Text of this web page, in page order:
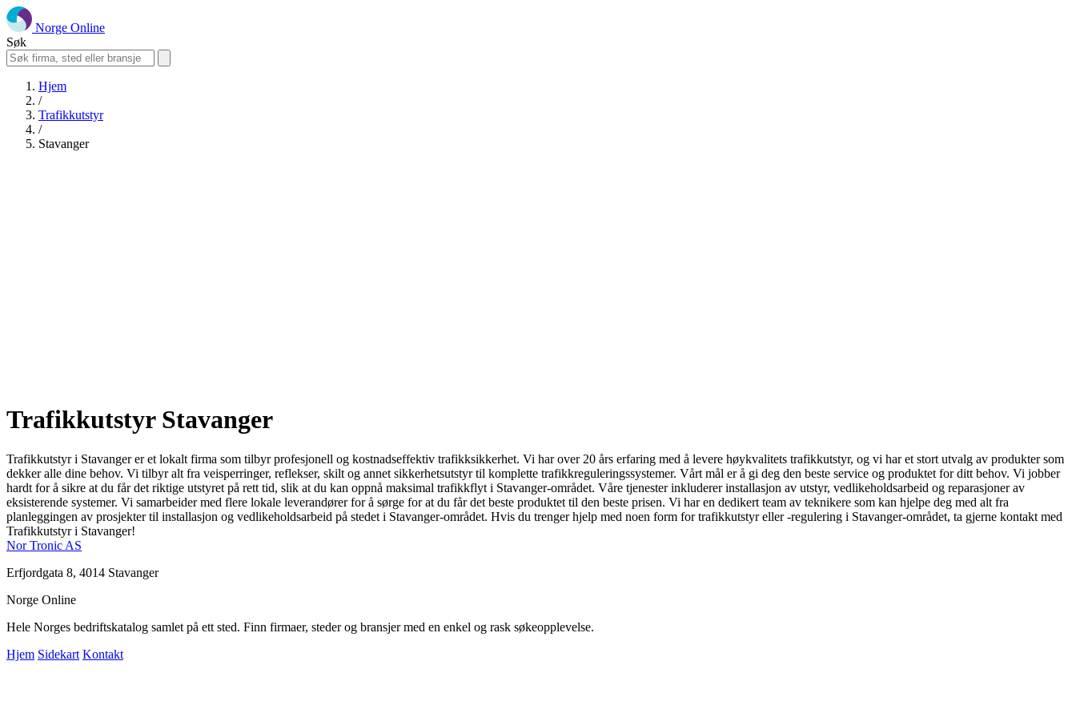
Norge Online
Søk
Hjem
/
Trafikkutstyr
/
Stavanger
Trafikkutstyr Stavanger
Trafikkutstyr i Stavanger er et lokalt firma som tilbyr profesjonell og kostnadseffektiv trafikksikkerhet. Vi har over 20 års erfaring med å levere høykvalitets trafikkutstyr, og vi har et stort utvalg av produkter som
dekker alle dine behov. Vi tilbyr alt fra veisperringer, reflekser, skilt og annet sikkerhetsutstyr til komplette trafikkreguleringssystemer. Vårt mål er å gi deg den beste service og produktet for ditt behov. Vi jobber
hardt for å sikre at du får det riktige utstyret på rett tid, slik at du kan oppnå maksimal trafikkflyt i Stavanger-området. Våre tjenester inkluderer installasjon av utstyr, vedlikeholdsarbeid og reparasjoner av
eksisterende systemer. Vi samarbeider med flere lokale leverandører for å sørge for at du får det beste produktet til den beste prisen. Vi har en dedikert team av teknikere som kan hjelpe deg med alt fra
planleggingen av prosjekter til installasjon og vedlikeholdsarbeid på stedet i Stavanger-området. Hvis du trenger hjelp med noen form for trafikkutstyr eller -regulering i Stavanger-området, ta gjerne kontakt med
Trafikkutstyr i Stavanger!
Nor Tronic AS
Erfjordgata 8, 4014 Stavanger
Norge Online
Hele Norges bedriftskatalog samlet på ett sted. Finn firmaer, steder og bransjer med en enkel og rask søkeopplevelse.
Hjem Sidekart Kontakt